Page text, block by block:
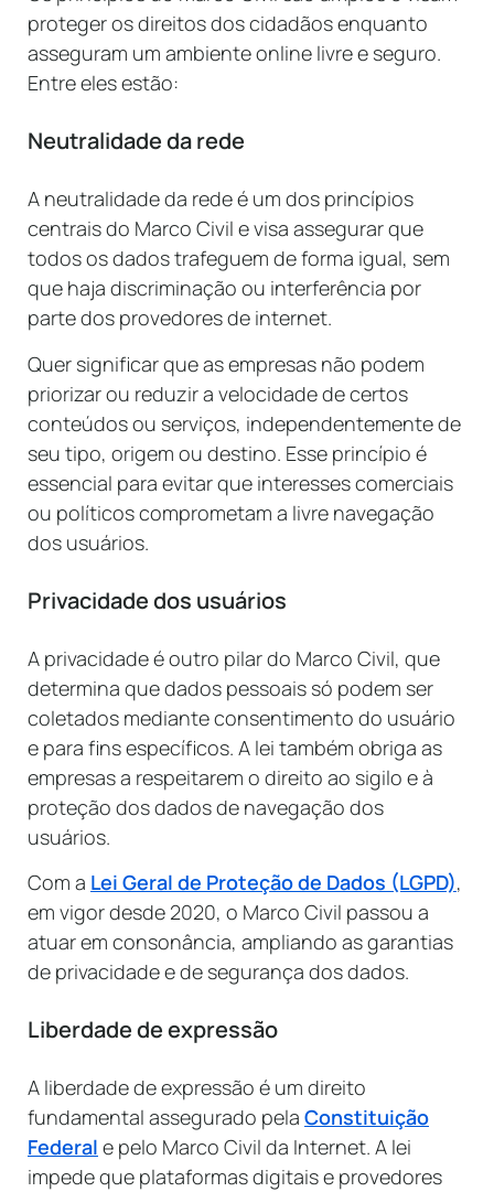
proteger os direitos dos cidadãos enquanto
asseguram um ambiente online livre e seguro.
Entre eles estão:
Neutralidade da rede
A neutralidade da rede é um dos princípios
centrais do Marco Civil e visa assegurar que
todos os dados trafeguem de forma igual, sem
que haja discriminação ou interferência por
parte dos provedores de internet.
Quer significar que as empresas não podem
priorizar ou reduzir a velocidade de certos
conteúdos ou serviços, independentemente de
seu tipo, origem ou destino. Esse princípio é
essencial para evitar que interesses comerciais
ou políticos comprometam a livre navegação
dos usuários.
Privacidade dos usuários
A privacidade é outro pilar do Marco Civil, que
determina que dados pessoais só podem ser
coletados mediante consentimento do usuário
e para fins específicos. A lei também obriga as
empresas a respeitarem o direito ao sigilo e à
proteção dos dados de navegação dos
usuários.
Com a Lei Geral de Proteção de Dados (LGPD),
em vigor desde 2020, o Marco Civil passou a
atuar em consonância, ampliando as garantias
de privacidade e de segurança dos dados.
Liberdade de expressão
A liberdade de expressão é um direito
fundamental assegurado pela Constituição
Federal e pelo Marco Civil da Internet. A lei
impede que plataformas digitais e provedores